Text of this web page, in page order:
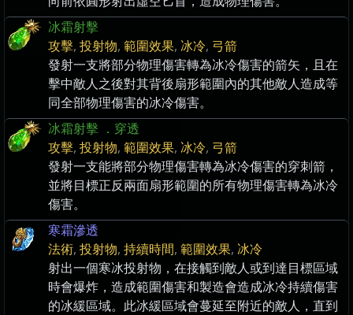
冰霜射擊
攻擊, 投射物, 範圍效果, 冰冷, 弓箭
發射一支將部分物理傷害轉為冰冷傷害的箭矢，且在
擊中敵人之後對其背後扇形範圍內的其他敵人造成等
同全部物理傷害的冰冷傷害。
冰霜射擊 ．穿透
攻擊, 投射物, 範圍效果, 冰冷, 弓箭
發射一支能將部分物理傷害轉為冰冷傷害的穿刺箭，
並將目標正反兩面扇形範圍的所有物理傷害轉為冰冷
傷害。
寒霜滲透
法術, 投射物, 持續時間, 範圍效果, 冰冷
射出一個寒冰投射物，在接觸到敵人或到達目標區域
時會爆炸，造成範圍傷害和製造會造成冰冷持續傷害
的冰緩區域。此冰緩區域會蔓延至附近的敵人，直到